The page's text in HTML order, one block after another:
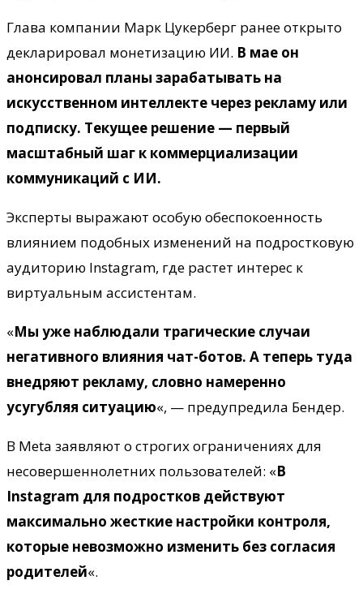
Глава компании Марк Цукерберг ранее открыто
декларировал монетизацию ИИ. В мае он
анонсировал планы зарабатывать на
искусственном интеллекте через рекламу или
подписку. Текущее решение — первый
масштабный шаг к коммерциализации
коммуникаций с ИИ.
Эксперты выражают особую обеспокоенность
влиянием подобных изменений на подростковую
аудиторию Instagram, где растет интерес к
виртуальным ассистентам.
«Мы уже наблюдали трагические случаи
негативного влияния чат-ботов. А теперь туда
внедряют рекламу, словно намеренно
усугубляя ситуацию«, — предупредила Бендер.
В Meta заявляют о строгих ограничениях для
несовершеннолетних пользователей: «В
Instagram для подростков действуют
максимально жесткие настройки контроля,
которые невозможно изменить без согласия
родителей«.